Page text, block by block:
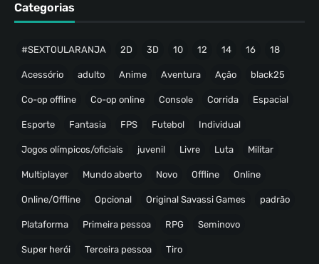
Categorias
#SEXTOULARANJA 2D 3D 10 12 14 16 18
Acessório adulto Anime Aventura Ação black25
Co-op offline Co-op online Console Corrida Espacial
Esporte Fantasia FPS Futebol Individual
Jogos olímpicos/oficiais juvenil Livre Luta Militar
Multiplayer Mundo aberto Novo Offline Online
Online/Offline Opcional Original Savassi Games padrão
Plataforma Primeira pessoa RPG Seminovo
Super herói Terceira pessoa Tiro